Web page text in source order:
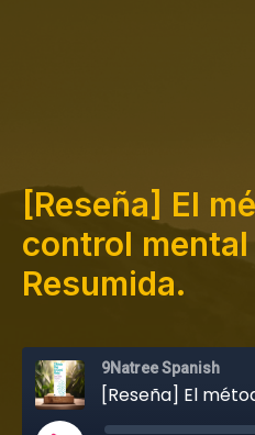
[Reseña] El
control
Resumida.
9Natree Spanish